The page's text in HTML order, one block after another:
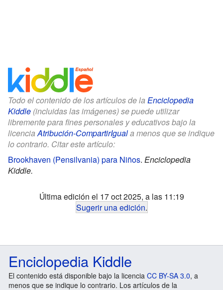
Todo el contenido de los artículos de la Enciclopedia
Kiddle (incluidas las imágenes) se puede utilizar
libremente para fines personales y educativos bajo la
licenciaAtribución-CompartirIguala menos que se indique
lo contrario. Citar este artículo:
Brookhaven (Pensilvania) para Niños. Enciclopedia
Kiddle.
Última edición el 17 oct 2025, a las 11:19
Sugerir una edición.
Enciclopedia Kiddle
El contenido está disponible bajo la licencia CC BY-SA 3.0, a
menos que se indique lo contrario. Los artículos de la